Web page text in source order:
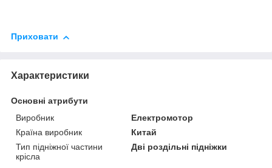
Приховати
Характеристики
Основні атрибути
Виробник
Електромотор
Країна виробник
Китай
Тип підніжної частини
крісла
Дві роздільні підніжки